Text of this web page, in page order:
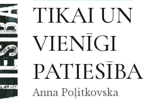
TIKAI UN
VIENĪGI
PATIESĪBA
Anna Poļitkovska